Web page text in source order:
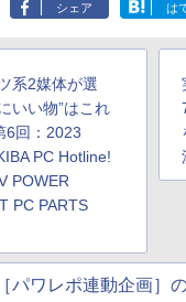
シェア は
系2媒体が選
いい物”はこれ
6回：2023
PC Hotline!
POWER
PC PARTS
［パワレポ連動企画］